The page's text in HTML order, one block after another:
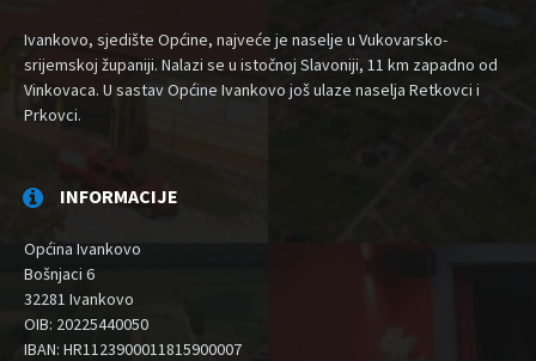
Ivankovo, sjedište Općine, najveće je naselje u Vukovarsko-
srijemskoj županiji. Nalazi se u istočnoj Slavoniji, 11 km zapadno od
Vinkovaca. U sastav Općine Ivankovo još ulaze naselja Retkovci i
Prkovci.
INFORMACIJE
Općina Ivankovo
Bošnjaci 6
32281 Ivankovo
OIB: 20225440050
IBAN: HR1123900011815900007